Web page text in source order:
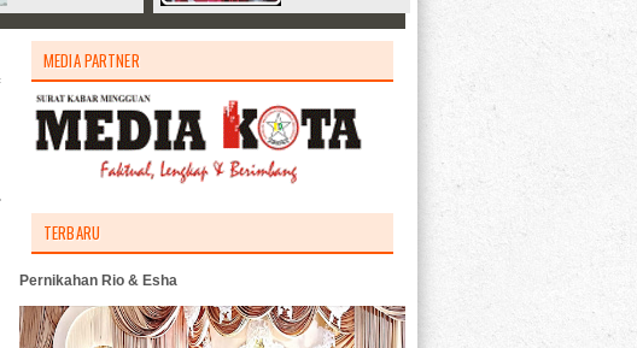
MEDIA PARTNER
TERBARU
Pernikahan Rio & Esha